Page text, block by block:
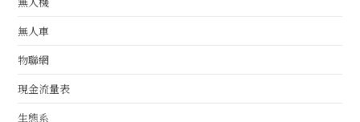
無人車
物聯網
現金流量表
生態系